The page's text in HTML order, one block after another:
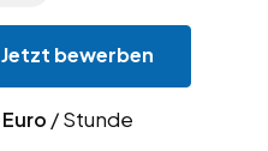
Jetzt bewerben
Euro / Stunde